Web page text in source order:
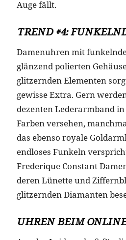
Auge fällt.
TREND #4:
Damenuhren mit
glänzend polierten
glitzernden Elementen
gewisse Extra. Gern
dezenten Lederarmband
Farben versehen,
das ebenso royale
endloses Funkeln
Frederique Constant
deren Lünette und
glitzernden Diamanten
UHREN BEIM